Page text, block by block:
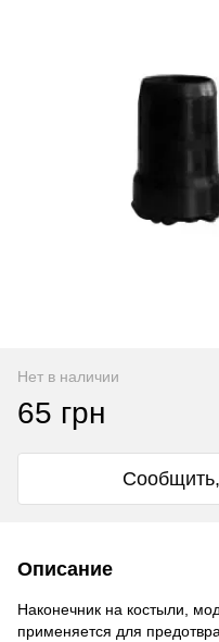
Нет в наличии
65 грн
Описание
Наконечник на костыли,
применяется для